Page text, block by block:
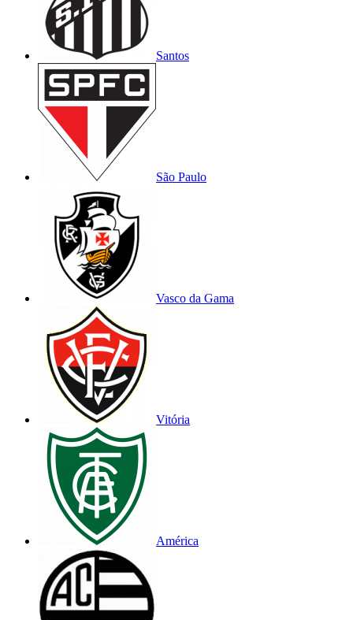
Santos
São Paulo
Vasco da Gama
Vitória
América